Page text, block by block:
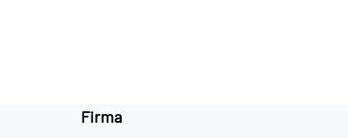
Firma